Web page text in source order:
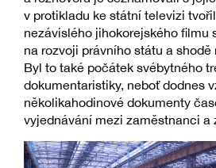
v protikladu ke státní televizi
nezávislého jihokorejského filmu
na rozvoji právního státu a shodě
Byl to také počátek svébytného
dokumentaristiky, neboť dodnes
několikahodinové dokumenty
vyjednávání mezi zaměstnanci a